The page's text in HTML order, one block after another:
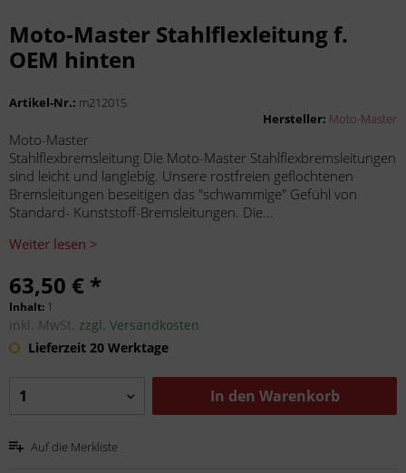
Moto-Master Stahlflexleitung f.
OEM hinten
Artikel-Nr.: m212015
Hersteller: Moto-Master
Moto-Master
Stahlflexbremsleitung Die Moto-Master Stahlflexbremsleitungen
sind leicht und langlebig. Unsere rostfreien geflochtenen
Bremsleitungen beseitigen das "schwammige" Gefühl von
Standard- Kunststoff-Bremsleitungen. Die...
Weiter lesen >
63,50 € *
Inhalt: 1
inkl. MwSt. zzgl. Versandkosten
Lieferzeit 20 Werktage
In den Warenkorb
Auf die Merkliste